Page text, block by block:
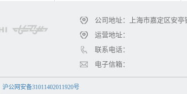
公司地址：上海市嘉定区安亭
运营地址：
联系电话：
电子信箱：
沪公网安备31011402011920号